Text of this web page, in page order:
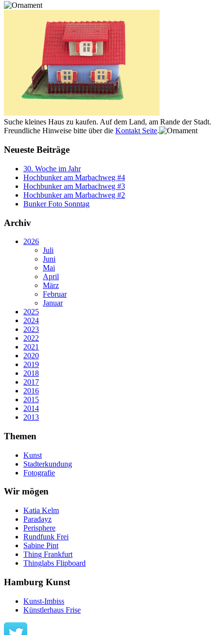
Suche kleines Haus zu kaufen. Auf dem Land, am Rande der Stadt.
Freundliche Hinweise bitte über die Kontakt Seite.
Neueste Beiträge
30. Woche im Jahr
Hochbunker am Marbachweg #4
Hochbunker am Marbachweg #3
Hochbunker am Marbachweg #2
Bunker Foto Sonntag
Archiv
2026
Juli
Juni
Mai
April
März
Februar
Januar
2025
2024
2023
2022
2021
2020
2019
2018
2017
2016
2015
2014
2013
Themen
Kunst
Stadterkundung
Fotografie
Wir mögen
Katia Kelm
Paradayz
Perisphere
Rundfunk Frei
Sabine Pint
Thing Frankfurt
Thinglabs Flipboard
Hamburg Kunst
Kunst-Imbiss
Künstlerhaus Frise